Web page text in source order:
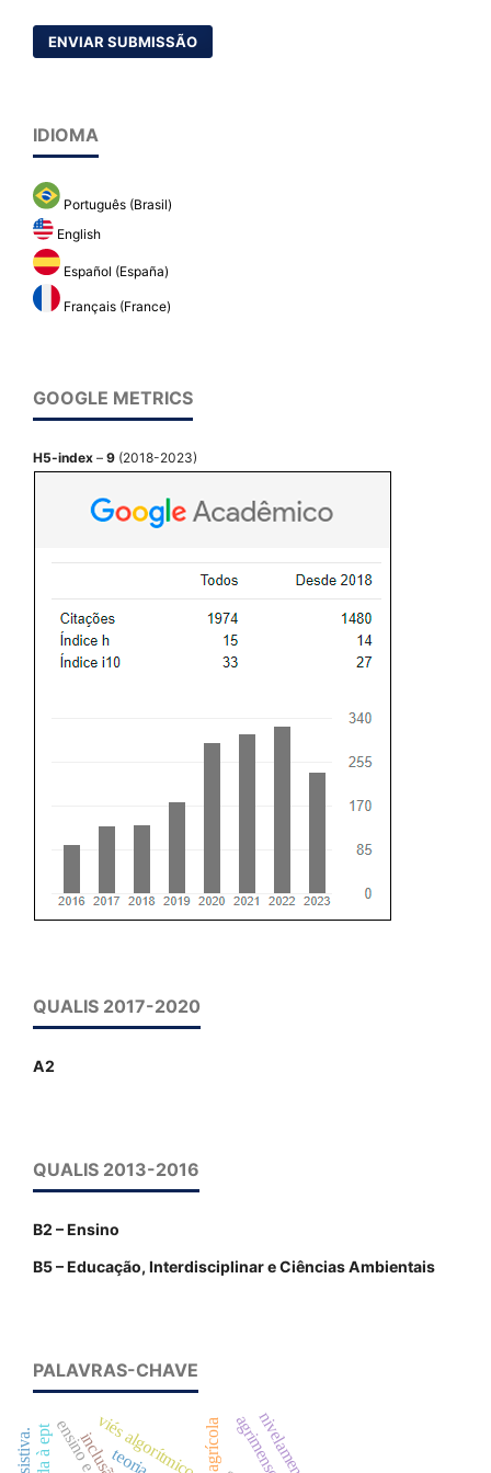
ENVIAR SUBMISSÃO
IDIOMA
Português (Brasil)
English
Español (España)
Français (France)
GOOGLE METRICS
H5-index – 9 (2018-2023)
QUALIS 2017-2020
A2
QUALIS 2013-2016
B2 – Ensino
B5 – Educação, Interdisciplinar e Ciências Ambientais
PALAVRAS-CHAVE
inclusão.
viés algorítmico agrimensor
nivelamento